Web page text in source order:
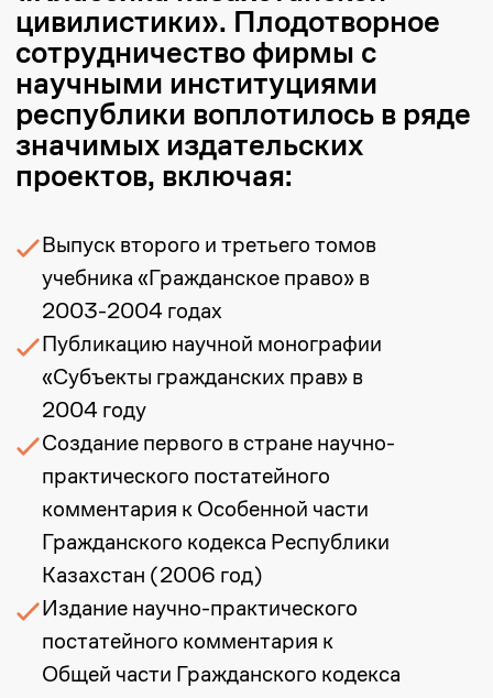
yerlanbek.zhussupov@zangerlf.com
Майдан Сулейменов
Старший партнер
maidan.suleimenov@zangerlf.com
Алиби Амантурлиев
Юрист
amanturliev.alibi@zangerlf.com
Республика Казахстан,
050009, город Алматы, улица
Шевченко, 165Б, офис 802